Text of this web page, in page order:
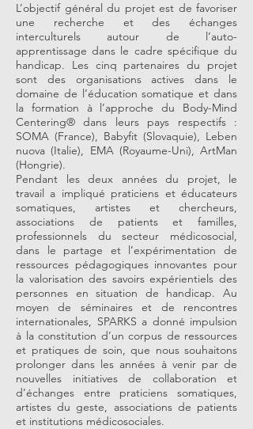
L’objectif général du projet est de favoriser
une recherche et des échanges
interculturels autour de l’auto-
apprentissage dans le cadre spécifique du
handicap. Les cinq partenaires du projet
sont des organisations actives dans le
domaine de l’éducation somatique et dans
la formation à l’approche du Body-Mind
Centering® dans leurs pays respectifs :
SOMA (France), Babyfit (Slovaquie), Leben
nuova (Italie), EMA (Royaume-Uni), ArtMan
(Hongrie).
Pendant les deux années du projet, le
travail a impliqué praticiens et éducateurs
somatiques, artistes et chercheurs,
associations de patients et familles,
professionnels du secteur médicosocial,
dans le partage et l’expérimentation de
ressources pédagogiques innovantes pour
la valorisation des savoirs expérientiels des
personnes en situation de handicap. Au
moyen de séminaires et de rencontres
internationales, SPARKS a donné impulsion
à la constitution d’un corpus de ressources
et pratiques de soin, que nous souhaitons
prolonger dans les années à venir par de
nouvelles initiatives de collaboration et
d’échanges entre praticiens somatiques,
artistes du geste, associations de patients
et institutions médicosociales.